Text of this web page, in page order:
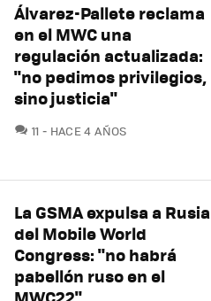
Álvarez-Pallete reclama
en el MWC una
regulación actualizada:
"no pedimos privilegios,
sino justicia"
11 COMENTARIOS
HACE 4 AÑOS
La GSMA expulsa a Rusia
del Mobile World
Congress: "no habrá
pabellón ruso en el